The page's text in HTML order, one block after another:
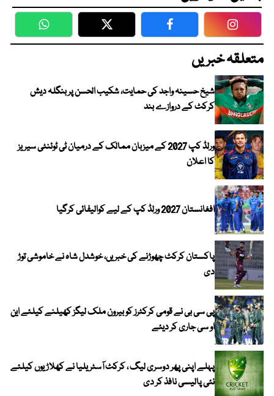
WhatsApp Twitter Facebook
متعلقہ خبریں
شیخ حسینہ واجد کی حمایت، شکیب الحسن پر بنگلہ دیش
کرکٹ کے دروازے بند
ورلڈ کپ 2027 کے میزبان ممالک کے درمیان ٹی ٹوئنٹی سیریز
کا اعلان
افغانستان 2027 ورلڈ کپ کے لیے کوالیفائی کرگیا
پاکستان کرکٹ چھوڑنے کی خبریں، خوشدل شاہ نے خاموشی توڑ
دی
پی سی بی نے قومی کرکٹرز کو بیرون ملک لیگز کھیلنے کیلئے این
او سی جاری کر دیئے
پہلے اپنی پھر دوسری لیگ ، کرکٹ آسٹریلیا نے کھلاڑیوں کیلئے
نئی پالیسی نافذ کر دی